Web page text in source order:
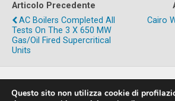
Articolo Precedente
AC Boilers Completed All
Tests On The 3 X 650 MW
Gas/oil Fired Supercritical
Units
Cairo
Questo sito non utilizza cookie di